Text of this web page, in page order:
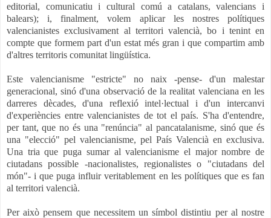
editorial, comunicatiu i cultural comú a catalans, valencians i
balears); i, finalment, volem aplicar les nostres polítiques
valencianistes exclusivament al territori valencià, bo i tenint en
compte que formem part d'un estat més gran i que compartim amb
d'altres territoris comunitat lingüística.
Este valencianisme "estricte" no naix -pense- d'un malestar
generacional, sinó d'una observació de la realitat valenciana en les
darreres dècades, d'una reflexió intel·lectual i d'un intercanvi
d'experiències entre valencianistes de tot el país. S'ha d'entendre,
per tant, que no és una "renúncia" al pancatalanisme, sinó que és
una "elecció" pel valencianisme, pel País Valencià en exclusiva.
Una tria que puga sumar al valencianisme el major nombre de
ciutadans possible -nacionalistes, regionalistes o "ciutadans del
món"- i que puga influir veritablement en les polítiques que es fan
al territori valencià.
Per això pensem que necessitem un símbol distintiu per al nostre